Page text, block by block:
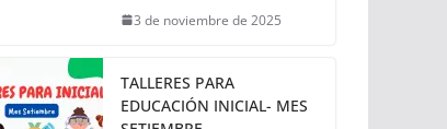
3 de noviembre de 2025
TALLERES PARA
EDUCACIÓN INICIAL- MES